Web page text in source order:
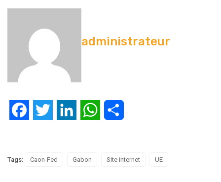
administrateur
FacebookTwitter LinkedIn WhatsApp
Tags: Caon-Fed Gabon Site internet UE